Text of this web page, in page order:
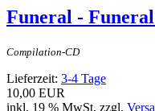
Funeral -
Compilation-CD
Lieferzeit: 3-4 Tage
10,00 EUR
inkl. 19 % MwSt. zzgl.